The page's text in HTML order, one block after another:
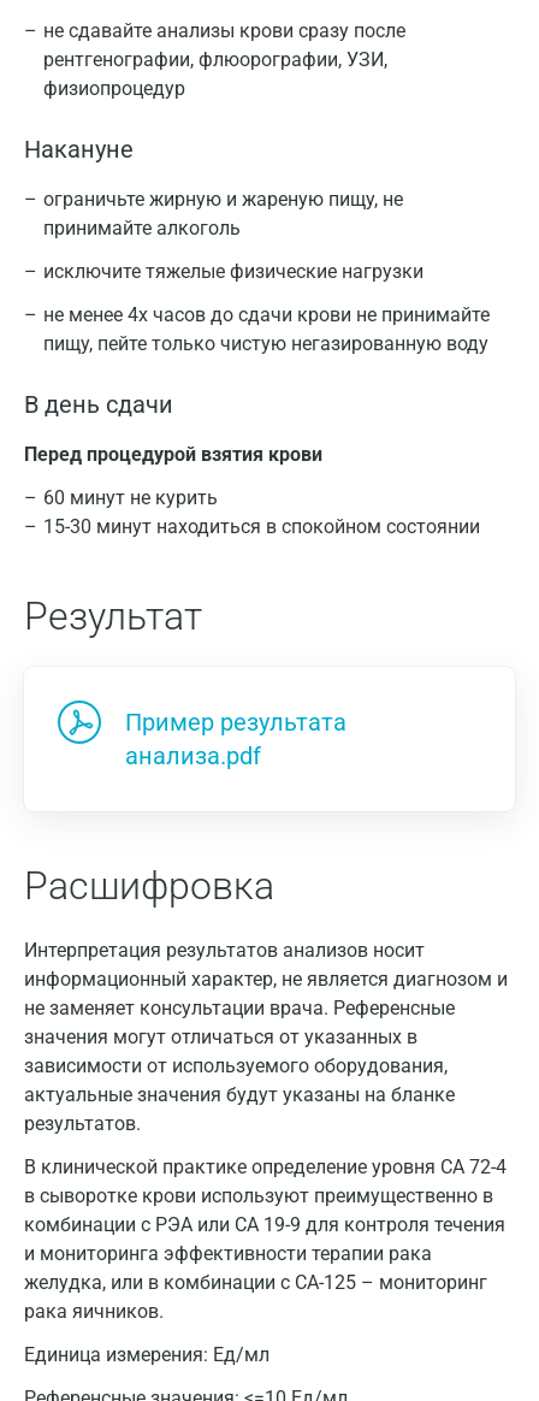
не сдавайте анализы крови сразу после
рентгенографии, флюорографии, УЗИ,
физиопроцедур
Накануне
ограничьте жирную и жареную пищу, не
принимайте алкоголь
исключите тяжелые физические нагрузки
не менее 4х часов до сдачи крови не принимайте
пищу, пейте только чистую негазированную воду
В день сдачи
Перед процедурой взятия крови
60 минут не курить
15-30 минут находиться в спокойном состоянии
Результат
Пример результата
анализа.pdf
Расшифровка
Интерпретация результатов анализов носит
информационный характер, не является диагнозом и
не заменяет консультации врача. Референсные
значения могут отличаться от указанных в
зависимости от используемого оборудования,
актуальные значения будут указаны на бланке
результатов.
В клинической практике определение уровня CA 72-4
в сыворотке крови используют преимущественно в
комбинации с РЭА или СА 19-9 для контроля течения
и мониторинга эффективности терапии рака
желудка, или в комбинации с СА-125 – мониторинг
рака яичников.
Единица измерения: Ед/мл